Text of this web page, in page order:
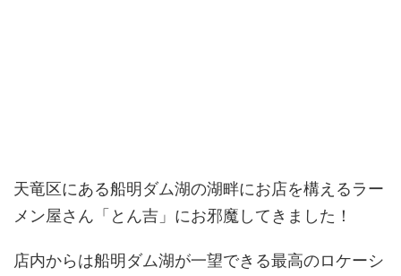
天竜区にある船明ダム湖の湖畔にお店を構えるラー
メン屋さん「とん吉」にお邪魔してきました！
店内からは船明ダム湖が一望できる最高のロケーシ